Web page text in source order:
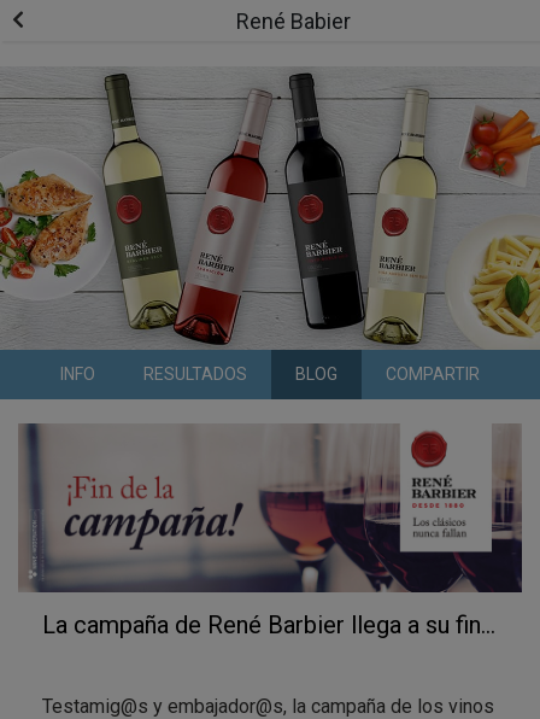
René Babier
INFO RESULTADOS BLOG COMPARTIR
La campaña de René Barbier llega a su fin...
Testamig@s y embajador@s, la campaña de los vinos